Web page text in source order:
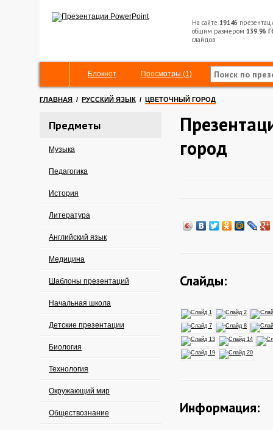
На сайте 19146
общим размером 139.96
слайдов
Блокнот Просмотры (1)
ГЛАВНАЯ / РУССКИЙ ЯЗЫК / ЦВЕТОЧНЫЙ ГОРОД
Предметы
Музыка
Педагогика
История
Литература
Английский язык
Медицина
Шаблоны презентаций
Начальная школа
Детские презентации
Биология
Технология
Окружающий мир
Обществознание
город
Слайды:
Информация: